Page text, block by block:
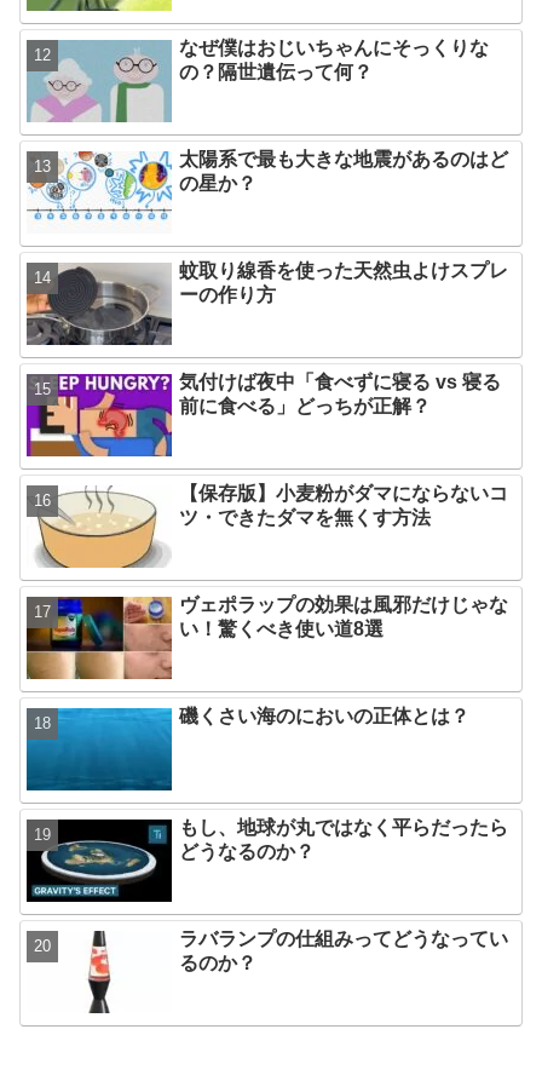
なぜ僕はおじいちゃんにそっくりな
の？隔世遺伝って何？
太陽系で最も大きな地震があるのはど
の星か？
蚊取り線香を使った天然虫よけスプレ
ーの作り方
気付けば夜中「食べずに寝る vs 寝る
前に食べる」どっちが正解？
【保存版】小麦粉がダマにならないコ
ツ・できたダマを無くす方法
ヴェポラップの効果は風邪だけじゃな
い！驚くべき使い道8選
磯くさい海のにおいの正体とは？
もし、地球が丸ではなく平らだったら
どうなるのか？
ラバランプの仕組みってどうなってい
るのか？